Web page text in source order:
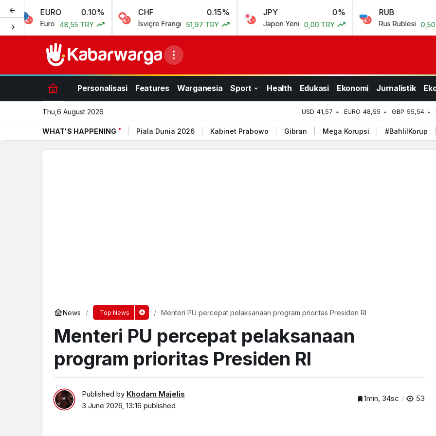
EURO 0.10%
Euro 48,55 TRY
CHF
İsviçre Frangı 51,97 TRY
JPY
Japon Yeni 0,00 TRY
RUB
Rus Rublesi 0,50 TRY
Personalisasi Features Warganesia Sport Health Edukasi Ekonomi Jurnalistik
Thu,6 August 2026 USD 41,57 EURO 48,55 GBP 55,54
WHAT'S HAPPENING Piala Dunia 2026 Kabinet Prabowo Gibran Mega Korupsi #BahlilKorup
News Top News Menteri PU percepat pelaksanaan program prioritas Presiden RI
Menteri PU percepat pelaksanaan
program prioritas Presiden RI
Published by Khodam Majelis
3 June 2026, 13:16 published
1min, 34sc 53